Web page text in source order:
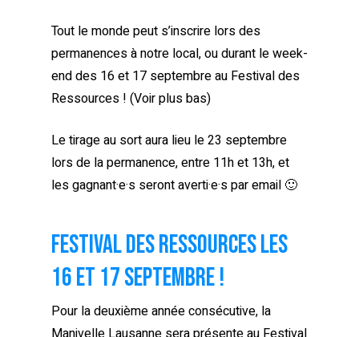
Tout le monde peut s’inscrire lors des
permanences à notre local, ou durant le week-
end des 16 et 17 septembre au Festival des
Ressources ! (Voir plus bas)
Le tirage au sort aura lieu le 23 septembre
lors de la permanence, entre 11h et 13h, et
les gagnant·e·s seront averti·e·s par email 🙂
Festival des Ressources les
16 et 17 septembre !
Pour la deuxième année consécutive, la